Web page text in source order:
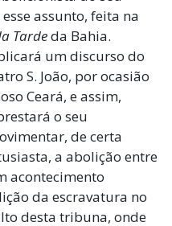
assunto, feita na
Tardeda Bahia.
um discurso do
S. João, por ocasião
Ceará, e assim,
o seu
de certa
a abolição entre
acontecimento
da escravatura no
desta tribuna, onde